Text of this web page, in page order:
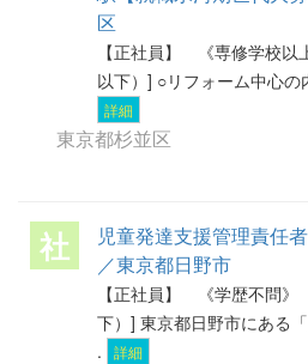
区
【正社員】 《専修学校
以下）] ○リフォーム中心
詳細
東京都杉並区
社
児童発達支援管理責任
／東京都日野市
【正社員】 《学歴不問
下）] 東京都日野市にある
.
詳細